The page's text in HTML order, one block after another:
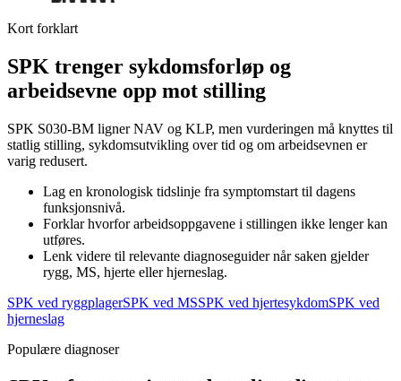
Kort forklart
SPK trenger sykdomsforløp og
arbeidsevne opp mot stilling
SPK S030-BM ligner NAV og KLP, men vurderingen må knyttes til
statlig stilling, sykdomsutvikling over tid og om arbeidsevnen er
varig redusert.
Lag en kronologisk tidslinje fra symptomstart til dagens
funksjonsnivå.
Forklar hvorfor arbeidsoppgavene i stillingen ikke lenger kan
utføres.
Lenk videre til relevante diagnoseguider når saken gjelder
rygg, MS, hjerte eller hjerneslag.
SPK ved ryggplagerSPK ved MSSPK ved hjertesykdomSPK ved
hjerneslag
Populære diagnoser